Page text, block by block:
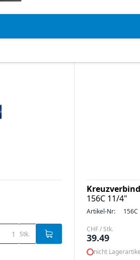
Stk.
156C 11/4"
Artikel-Nr: 156C
CHF / Stk.
39.49
nicht